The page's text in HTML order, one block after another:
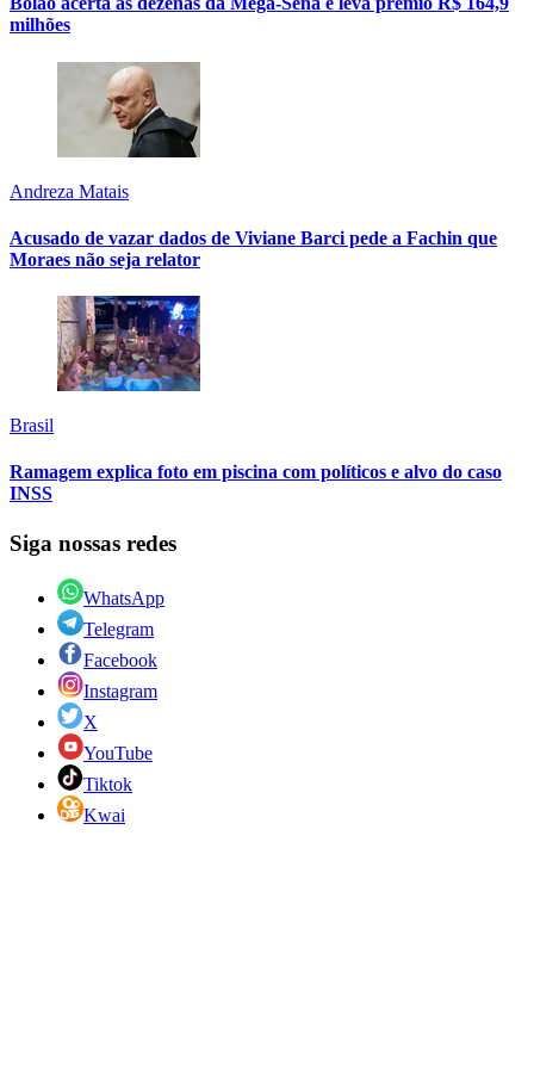
milhões
Andreza Matais
Acusado de vazar dados de Viviane Barci pede a Fachin que
Moraes não seja relator
Brasil
Ramagem explica foto em piscina com políticos e alvo do caso
INSS
Siga nossas redes
WhatsApp
Telegram
Facebook
Instagram
X
YouTube
Tiktok
Kwai